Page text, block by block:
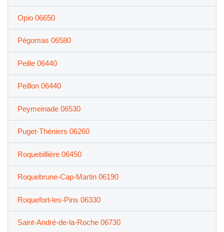
Opio 06650
Pégomas 06580
Peille 06440
Peillon 06440
Peymeinade 06530
Puget-Théniers 06260
Roquebillière 06450
Roquebrune-Cap-Martin 06190
Roquefort-les-Pins 06330
Saint-André-de-la-Roche 06730